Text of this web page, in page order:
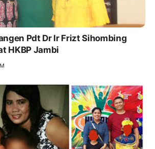
Pdt Dr Ir Frizt Sihombing
HKBP Jambi